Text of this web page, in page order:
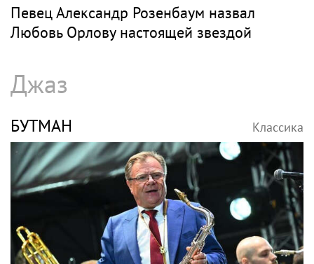
Певец Александр Розенбаум назвал
Любовь Орлову настоящей звездой
Джаз
БУТМАН Классика